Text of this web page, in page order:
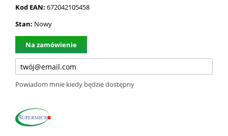
Kod EAN: 672042105458
Stan: Nowy
Na zamówienie
Powiadom mnie kiedy będzie dostępny